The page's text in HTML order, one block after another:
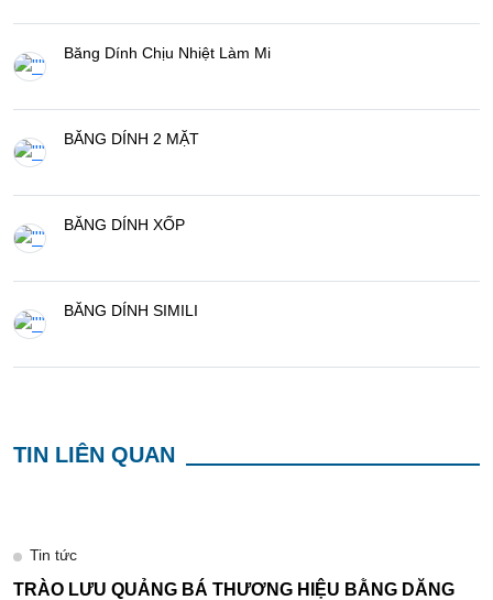
Băng Dính Chịu Nhiệt Làm Mi
BĂNG DÍNH 2 MẶT
BĂNG DÍNH XỐP
BĂNG DÍNH SIMILI
TIN LIÊN QUAN
Tin tức
TRÀO LƯU QUẢNG BÁ THƯƠNG HIỆU BẰNG DĂNG